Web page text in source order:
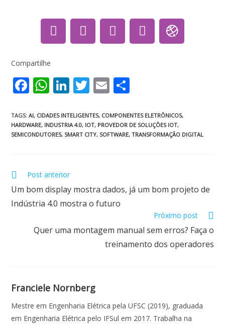
Compartilhe
F
ac
e
b
k
W
h
at
s
p
Li
n
k
e
T
w
itt
er
E
m
ai
l
ar
e
TAGS:AI, CIDADES INTELIGENTES, COMPONENTES ELETRÔNICOS,
HARDWARE, INDUSTRIA 4.0, IOT, PROVEDOR DE SOLUÇÕES IOT,
SEMICONDUTORES, SMART CITY, SOFTWARE, TRANSFORMAÇÃO DIGITAL
Post anterior
Um bom display mostra dados, já um bom projeto de
Indústria 4.0 mostra o futuro
Próximo post
Quer uma montagem manual sem erros? Faça o
treinamento dos operadores
Franciele Nornberg
Mestre em Engenharia Elétrica pela UFSC (2019), graduada
em Engenharia Elétrica pelo IFSul em 2017. Trabalha na